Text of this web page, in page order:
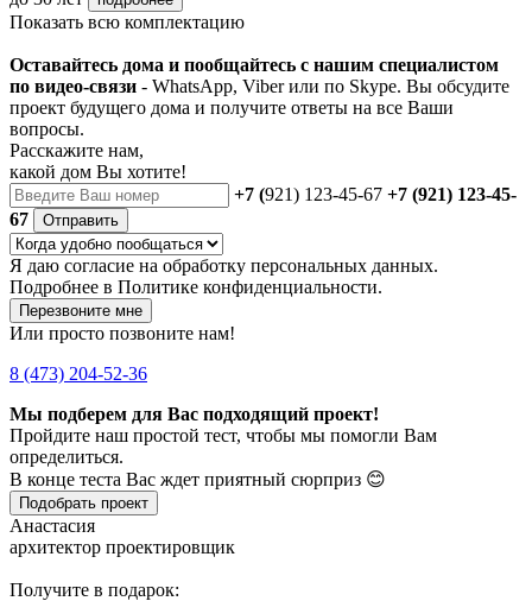
Показать всю комплектацию
Оставайтесь дома и пообщайтесь с нашим специалистом
по видео-связи - WhatsApp, Viber или по Skype. Вы обсудите
проект будущего дома и получите ответы на все Ваши
вопросы.
Расскажите нам,
какой дом Вы хотите!
+7 (921) 123-45-67 +7 (921) 123-45-
67
Отправить
Я даю согласие на обработку персональных данных.
Подробнее в Политике конфиденциальности.
Перезвоните мне
Или просто позвоните нам!
8 (473) 204-52-36
Мы подберем для Вас подходящий проект!
Пройдите наш простой тест, чтобы мы помогли Вам
определиться.
В конце теста Вас ждет приятный сюрприз 😊
Подобрать проект
Анастасия
архитектор проектировщик
Получите в подарок: